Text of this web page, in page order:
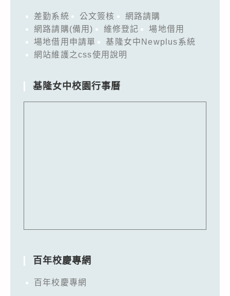
差勤系統 公文簽核
網路請購
網路請購(備用)
維修登記
場地借用
場地借用申請單
基隆女中Newplus系統
網站維護之css使用說明
基隆女中校園行事曆
百年校慶專網
百年校慶專網